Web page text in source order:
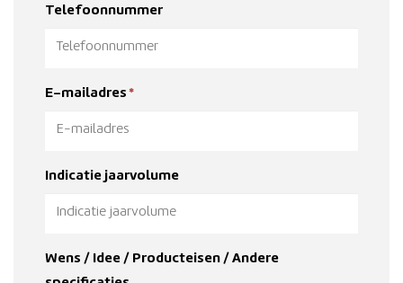
Telefoonnummer
E-mailadres *
Indicatie jaarvolume
Wens / Idee / Producteisen / Andere